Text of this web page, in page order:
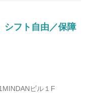
シフト自由／保障
ビル１F